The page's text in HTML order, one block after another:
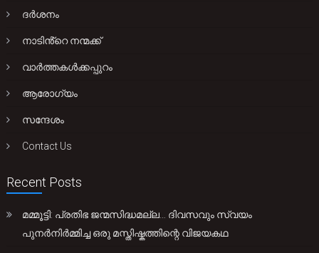
ദർശനം
നാടിൻ്റെ നന്മക്ക്
വാർത്തകൾക്കപ്പുറം
ആരോഗ്യം
സന്ദേശം
Contact Us
Recent Posts
മമ്മൂട്ടി: പ്രതിഭ ജന്മസിദ്ധമല്ല… ദിവസവും സ്വയം
പുനർനിർമ്മിച്ച ഒരു മസ്തിഷ്കത്തിന്റെ വിജയകഥ